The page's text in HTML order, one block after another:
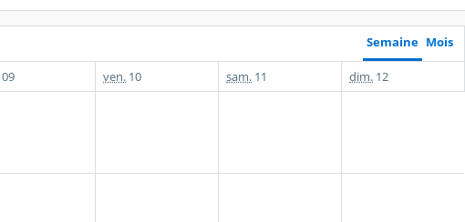
Semaine Mois
09 ven. 10 sam. 11 dim. 12